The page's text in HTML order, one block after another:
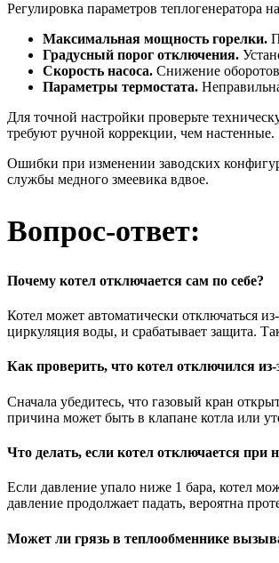
Регулировка параметров теплогенератора
Максимальная мощность горелки.
Градусный порог отключения.
Скорость насоса. Снижение
Параметры термостата.
Для точной настройки проверьте
требуют ручной коррекции, чем настенные.
Ошибки при изменении заводских
службы медного змеевика вдвое.
Вопрос-ответ:
Почему котел отключается сам по себе?
Котел может автоматически отключаться
циркуляция воды, и срабатывает защита.
Как проверить, что котел отключился из-
Сначала убедитесь, что газовый кран
причина может быть в клапане котла или
Что делать, если котел отключается при
Если давление упало ниже 1 бара, котел
давление продолжает падать, вероятна
Может ли грязь в теплообменнике